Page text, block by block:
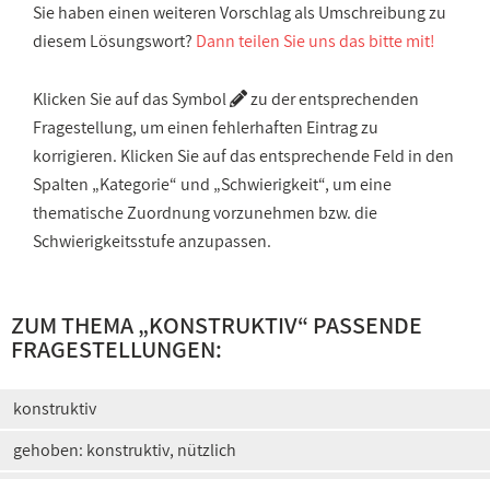
Sie haben einen weiteren Vorschlag als Umschreibung zu
diesem Lösungswort? Dann teilen Sie uns das bitte mit!
Klicken Sie auf das Symbol
zu der entsprechenden
Fragestellung, um einen fehlerhaften Eintrag zu
korrigieren. Klicken Sie auf das entsprechende Feld in den
Spalten „Kategorie“ und „Schwierigkeit“, um eine
thematische Zuordnung vorzunehmen bzw. die
Schwierigkeitsstufe anzupassen.
ZUM THEMA „KONSTRUKTIV“ PASSENDE
FRAGESTELLUNGEN:
konstruktiv
gehoben: konstruktiv, nützlich